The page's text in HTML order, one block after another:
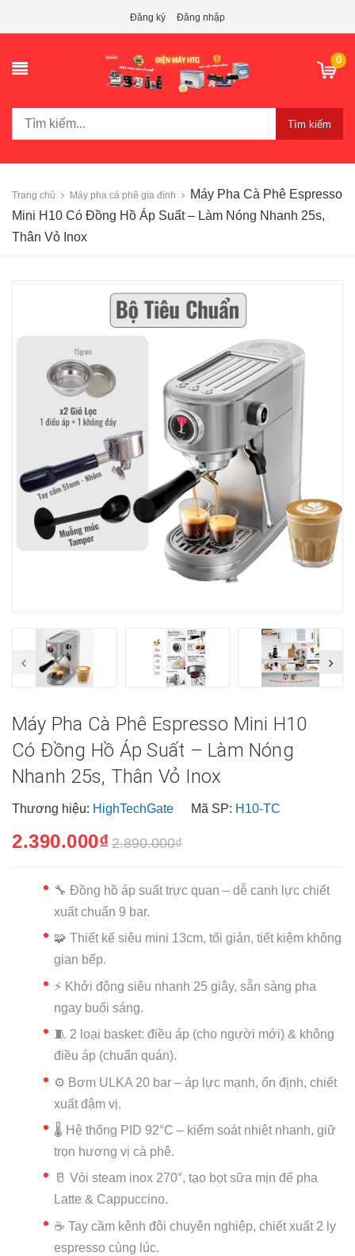
Đăng ký Đăng nhập
0
Tìm kiếm
Trang chủ Máy pha cà phê gia đình
Máy Pha Cà Phê Espresso
Mini H10 Có Đồng Hồ Áp Suất – Làm Nóng Nhanh 25s,
Thân Vỏ Inox
Máy Pha Cà Phê Espresso Mini H10
Có Đồng Hồ Áp Suất – Làm Nóng
Nhanh 25s, Thân Vỏ Inox
Thương hiệu: HighTechGate Mã SP: H10-TC
2.390.000₫ 2.890.000₫
🔧 Đồng hồ áp suất trực quan – dễ canh lực chiết
xuất chuẩn 9 bar.
🧩 Thiết kế siêu mini 13cm, tối giản, tiết kiệm không
gian bếp.
⚡ Khởi động siêu nhanh 25 giây, sẵn sàng pha
ngay buổi sáng.
🧵 2 loại basket: điều áp (cho người mới) & không
điều áp (chuẩn quán).
⚙️ Bơm ULKA 20 bar – áp lực mạnh, ổn định, chiết
xuất đậm vị.
🌡️ Hệ thống PID 92°C – kiểm soát nhiệt nhanh, giữ
trọn hương vị cà phê.
🥛 Vòi steam inox 270°, tạo bọt sữa mịn để pha
Latte & Cappuccino.
☕ Tay cầm kênh đôi chuyên nghiệp, chiết xuất 2 ly
espresso cùng lúc.